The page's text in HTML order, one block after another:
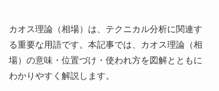
カオス理論（相場）は、テクニカル分析に関連す
る重要な用語です。本記事では、カオス理論（相
場）の意味・位置づけ・使われ方を図解とともに
わかりやすく解説します。